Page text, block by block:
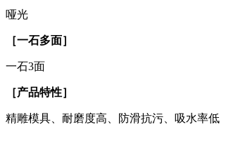
哑光
［一石多面］
一石3面
［产品特性］
精雕模具、耐磨度高、防滑抗污、吸水率低